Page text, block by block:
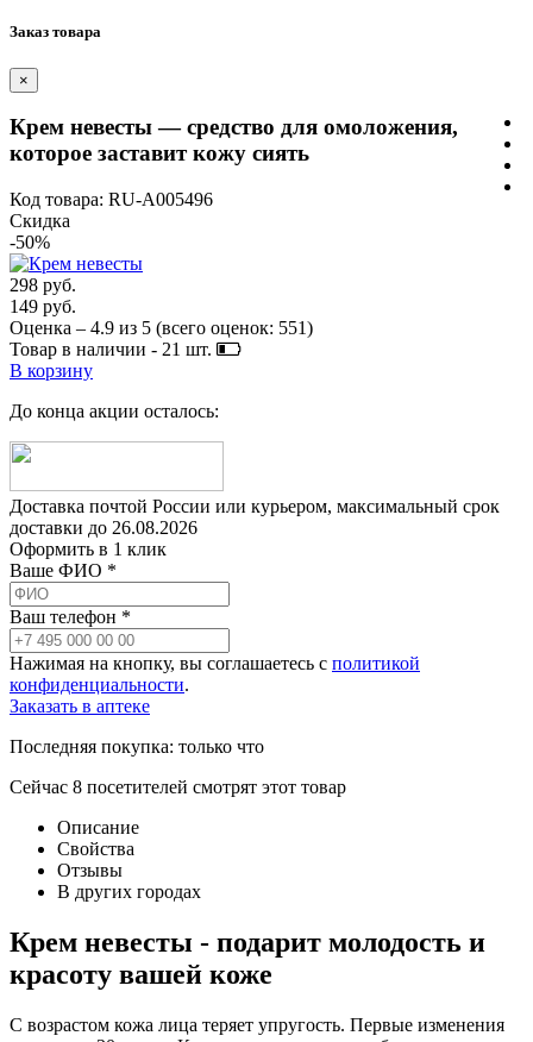
Заказ товара
×
Крем невесты — средство для омоложения,
которое заставит кожу сиять
Код товара: RU-A005496
Скидка
-50%
298 руб.
149 руб.
Оценка – 4.9 из 5 (всего оценок: 551)
Товар в наличии - 21 шт.
В корзину
До конца акции осталось:
Доставка почтой России или курьером, максимальный срок
доставки до 26.08.2026
Оформить в 1 клик
Ваше ФИО *
Ваш телефон *
Нажимая на кнопку, вы соглашаетесь с политикой
конфиденциальности.
Заказать в аптеке
Последняя покупка: только что
Сейчас 8 посетителей смотрят этот товар
Описание
Свойства
Отзывы
В других городах
Крем невесты - подарит молодость и
красоту вашей коже
С возрастом кожа лица теряет упругость. Первые изменения